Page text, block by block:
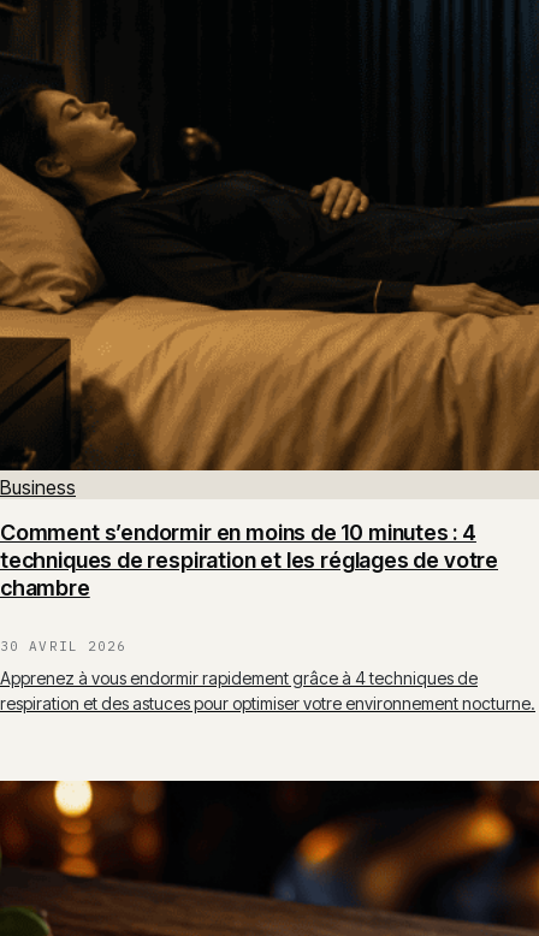
Business
Comment s’endormir en moins de 10 minutes : 4
techniques de respiration et les réglages de votre
chambre
30 AVRIL 2026
Apprenez à vous endormir rapidement grâce à 4 techniques de
respiration et des astuces pour optimiser votre environnement nocturne.